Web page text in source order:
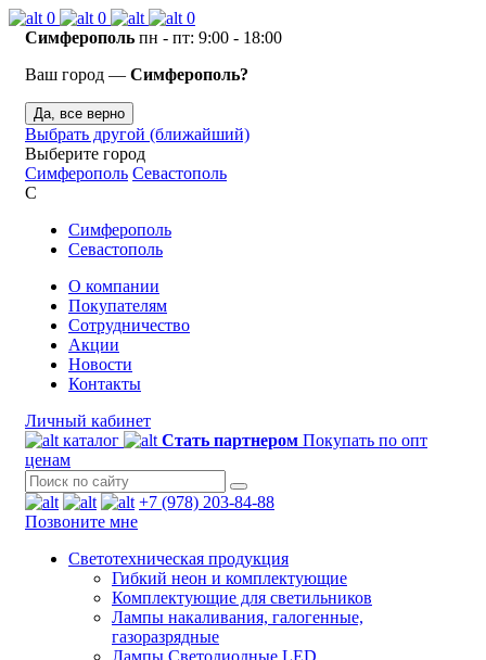
0 0
0
Симферополь пн - пт: 9:00 - 18:00
Ваш город — Симферополь?
Да, все верно
Выбрать другой (ближайший)
Выберите город
Симферополь Севастополь
С
Симферополь
Севастополь
О компании
Покупателям
Сотрудничество
Акции
Новости
Контакты
Личный кабинет
каталог
Стать партнером Покупать по опт
ценам
+7 (978) 203-84-88
Позвоните мне
Светотехническая продукция
Гибкий неон и комплектующие
Комплектующие для светильников
Лампы накаливания, галогенные,
газоразрядные
Лампы Светодиодные LED